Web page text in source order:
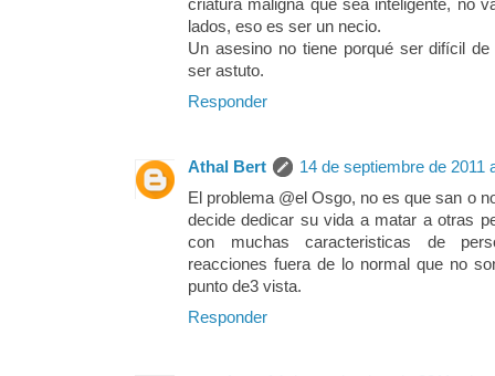
criatura maligna que sea inteligente, no
lados, eso es ser un necio.
Un asesino no tiene porqué ser difícil
ser astuto.
Responder
Athal Bert
14 de septiembre de 2011
El problema @el Osgo, no es que san o
decide dedicar su vida a matar a otras
con muchas caracteristicas de
reacciones fuera de lo normal que no
punto de3 vista.
Responder